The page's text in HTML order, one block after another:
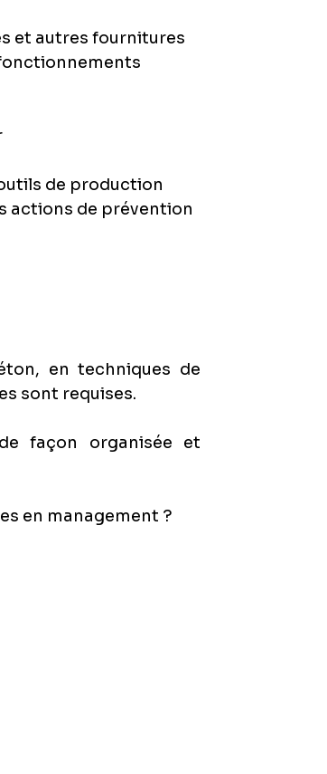
et autres fournitures
de production
actions de prévention
en techniques de
sont requises.
façon organisée et
en management ?